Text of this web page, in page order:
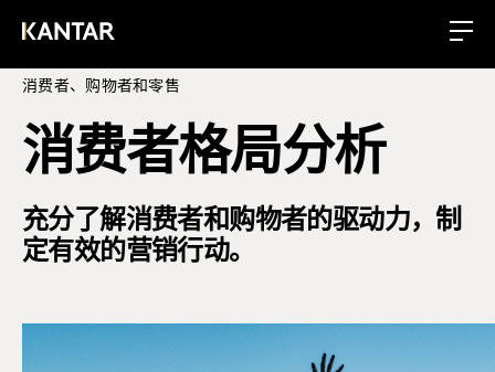
消费者、购物者和零售
消费者格局分析
充分了解消费者和购物者的驱动力，制
定有效的营销行动。